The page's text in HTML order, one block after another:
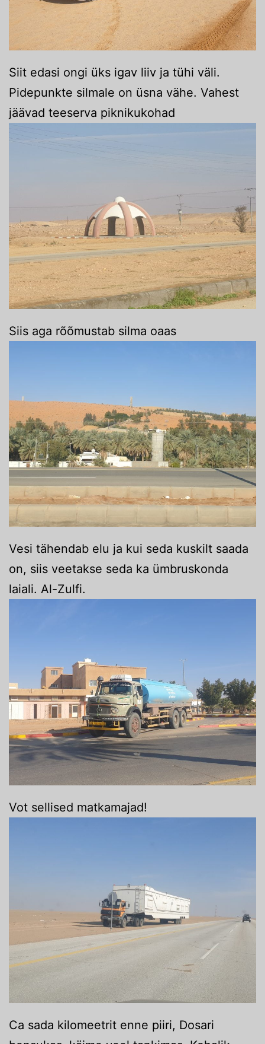
Siit edasi ongi üks igav liiv ja tühi väli.
Pidepunkte silmale on üsna vähe. Vahest
jäävad teeserva piknikukohad
Siis aga rõõmustab silma oaas
Vesi tähendab elu ja kui seda kuskilt saada
on, siis veetakse seda ka ümbruskonda
laiali. Al-Zulfi.
Vot sellised matkamajad!
Ca sada kilomeetrit enne piiri, Dosari